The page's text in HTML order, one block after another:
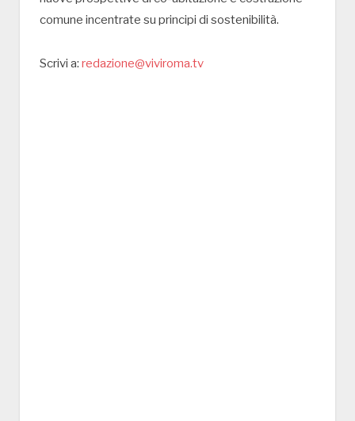
comune incentrate su principi di sostenibilità.
Scrivi a: redazione@viviroma.tv